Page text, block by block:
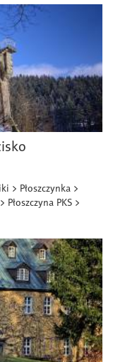
> Płoszczynka >
PKS >